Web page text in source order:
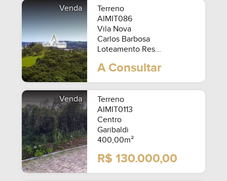
SEMIMOBILIADO
Venda
Terreno
AIMIT086
Vila Nova
Carlos Barbosa
Loteamento Res...
A Consultar
Venda
Terreno
AIMIT0113
Centro
Garibaldi
400,00m²
R$ 130.000,00